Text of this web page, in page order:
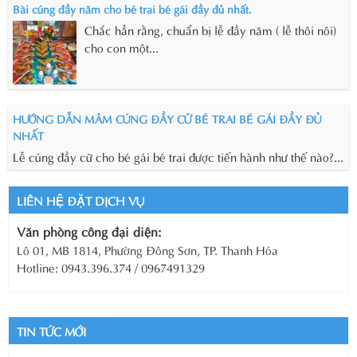
Bài cúng đầy năm cho bé trai bé gái đầy đủ nhất.
Chắc hẳn rằng, chuẩn bị lễ đầy năm ( lễ thôi nôi)
cho con một...
HƯỚNG DẪN MÂM CÚNG ĐẦY CỮ BÉ TRAI BÉ GÁI ĐẦY ĐỦ
NHẤT
Lễ cúng đầy cữ cho bé gái bé trai được tiến hành như thế nào?...
LIÊN HỆ ĐẶT DỊCH VỤ
Văn phòng công đại diện:
Lô 01, MB 1814, Phường Đông Sơn, TP. Thanh Hóa
Hotline: 0943.396.374 / 0967491329
TIN TỨC MỚI